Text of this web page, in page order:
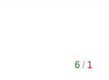
6/ 1